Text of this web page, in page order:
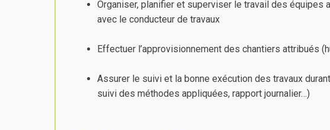
Organiser, planifier et superviser le travail des équipes
avec le conducteur de travaux
Effectuer l’approvisionnement des chantiers attribués
Assurer le suivi et la bonne exécution des travaux
suivi des méthodes appliquées, rapport journalier…)